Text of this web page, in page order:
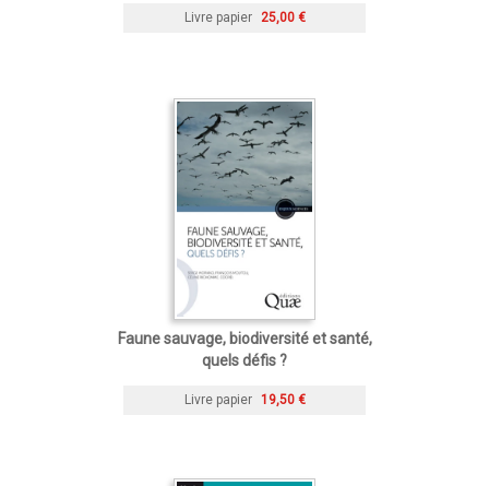
Livre papier 25,00 €
Faune sauvage, biodiversité et santé,
quels défis ?
Livre papier 19,50 €